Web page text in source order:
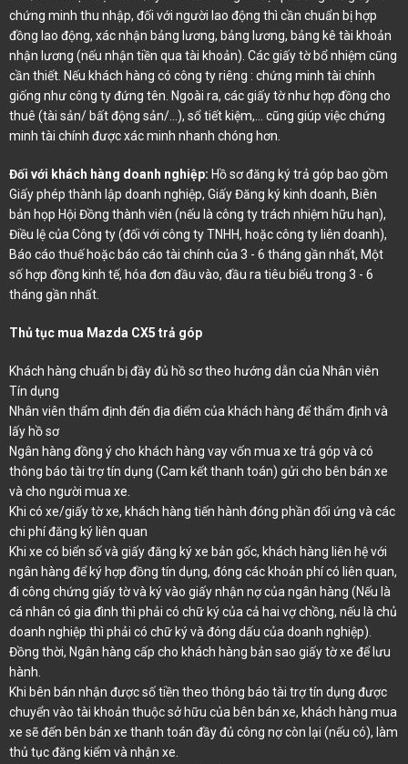
chứng minh thu nhập, đối với người lao động thì cần chuẩn bị hợp
đồng lao động, xác nhận bảng lương, bảng lương, bảng kê tài khoản
nhận lương (nếu nhận tiền qua tài khoản). Các giấy tờ bổ nhiệm cũng
cần thiết. Nếu khách hàng có công ty riêng : chứng minh tài chính
giống như công ty đứng tên. Ngoài ra, các giấy tờ như hợp đồng cho
thuê (tài sản/ bất động sản/…), sổ tiết kiệm,… cũng giúp việc chứng
minh tài chính được xác minh nhanh chóng hơn.
Đối với khách hàng doanh nghiệp: Hồ sơ đăng ký trả góp bao gồm
Giấy phép thành lập doanh nghiệp, Giấy Đăng ký kinh doanh, Biên
bản họp Hội Đồng thành viên (nếu là công ty trách nhiệm hữu hạn),
Điều lệ của Công ty (đối với công ty TNHH, hoặc công ty liên doanh),
Báo cáo thuế hoặc báo cáo tài chính của 3 - 6 tháng gần nhất, Một
số hợp đồng kinh tế, hóa đơn đầu vào, đầu ra tiêu biểu trong 3 - 6
tháng gần nhất.
Thủ tục mua Mazda CX5 trả góp
Khách hàng chuẩn bị đầy đủ hồ sơ theo hướng dẫn của Nhân viên
Tín dụng
Nhân viên thẩm định đến địa điểm của khách hàng để thẩm định và
lấy hồ sơ
Ngân hàng đồng ý cho khách hàng vay vốn mua xe trả góp và có
thông báo tài trợ tín dụng (Cam kết thanh toán) gửi cho bên bán xe
và cho người mua xe.
Khi có xe/giấy tờ xe, khách hàng tiến hành đóng phần đối ứng và các
chi phí đăng ký liên quan
Khi xe có biển số và giấy đăng ký xe bản gốc, khách hàng liên hệ với
ngân hàng để ký hợp đồng tín dụng, đóng các khoản phí có liên quan,
đi công chứng giấy tờ và ký vào giấy nhận nợ của ngân hàng (Nếu là
cá nhân có gia đình thì phải có chữ ký của cả hai vợ chồng, nếu là chủ
doanh nghiệp thì phải có chữ ký và đóng dấu của doanh nghiệp).
Đồng thời, Ngân hàng cấp cho khách hàng bản sao giấy tờ xe để lưu
hành.
Khi bên bán nhận được số tiền theo thông báo tài trợ tín dụng được
chuyển vào tài khoản thuộc sở hữu của bên bán xe, khách hàng mua
xe sẽ đến bên bán xe thanh toán đầy đủ công nợ còn lại (nếu có), làm
thủ tục đăng kiểm và nhận xe.